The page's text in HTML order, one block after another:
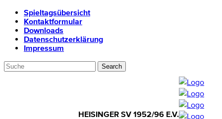
Spieltagsübersicht
Kontaktformular
Downloads
Datenschutzerklärung
Impressum
HEISINGER SV 1952/96 E.V.